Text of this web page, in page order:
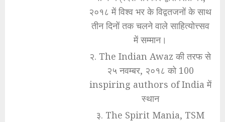
२०१८ में विश्व भर के विद्वतजनों के साथ
तीन दिनों तक चलने वाले साहित्योत्त्सव
में सम्मान।
२. The Indian Awaz की तरफ से
२५ नवम्बर, २०१८ को 100
inspiring authors of India में
स्थान
३. The Spirit Mania, TSM